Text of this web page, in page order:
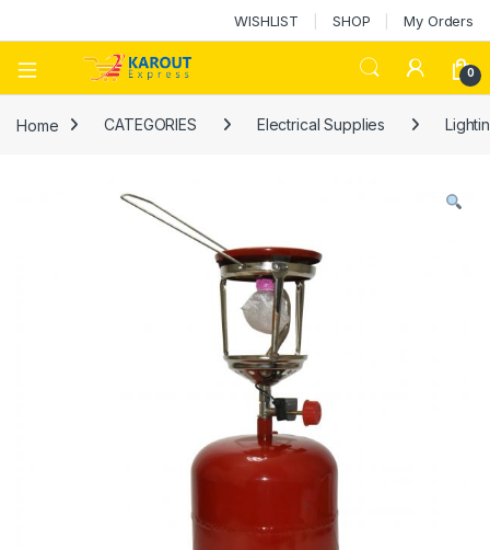
WISHLIST SHOP My Orders
0
Home CATEGORIES Electrical Supplies